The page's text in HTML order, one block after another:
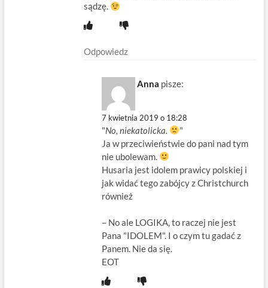
sądzę.
Odpowiedz
Anna pisze:
7 kwietnia 2019 o 18:28
"No, niekatolicka.
"
Ja w przeciwieństwie do pani nad tym
nie ubolewam.
Husaria jest idolem prawicy polskiej i
jak widać tego zabójcy z Christchurch
również
– No ale LOGIKA, to raczej nie jest
Pana "IDOLEM". I o czym tu gadać z
Panem. Nie da się.
EOT